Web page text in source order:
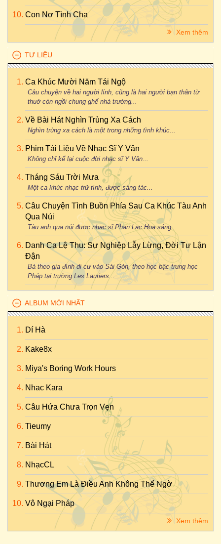
Con Nợ Tình Cha
Xem thêm
TƯ LIỆU
Ca Khúc Mười Năm Tái Ngộ
Câu chuyện về hai người lính, cũng là hai người bạn thân từ
thuở còn ngồi chung ghế nhà trường...
Về Bài Hát Nghìn Trùng Xa Cách
Nghìn trùng xa cách là một trong những tình khúc...
Phim Tài Liệu Về Nhạc Sĩ Y Vân
Không chỉ kể lại cuộc đời nhạc sĩ Y Vân...
Tháng Sáu Trời Mưa
Một ca khúc nhạc trữ tình, được sáng tác...
Câu Chuyện Tình Buồn Phía Sau Ca Khúc Tàu Anh
Qua Núi
Tàu anh qua núi được nhạc sĩ Phan Lạc Hoa sáng...
Danh Ca Lệ Thu: Sự Nghiệp Lẫy Lừng, Đời Tư Lận
Đận
Bà theo gia đình di cư vào Sài Gòn, theo học bậc trung học
Pháp tại trường Les Lauriers...
ALBUM MỚI NHẤT
Dí Hà
Kake8x
Miya's Boring Work Hours
Nhac Kara
Câu Hứa Chưa Trọn Vẹn
Tieumy
Bài Hát
NhạcCL
Thương Em Là Điều Anh Không Thể Ngờ
Vô Ngại Pháp
Xem thêm